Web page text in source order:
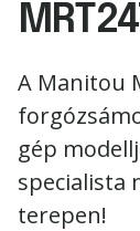
A Manitou
gép
specialista
terepen!